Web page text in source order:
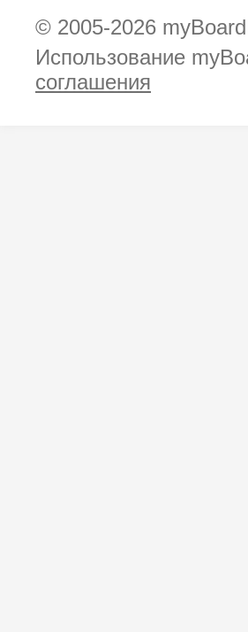
© 2005-2026
Использование
соглашения